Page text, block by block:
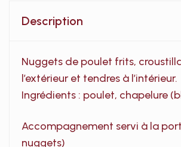
Description
Nuggets de poulet frits,
l’extérieur et tendres à l’intérieur.
Ingrédients : poulet, chapelure
Accompagnement servi à la
nuggets)